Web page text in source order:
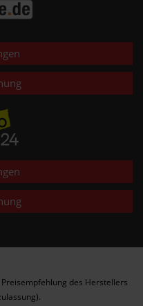
des Herstellers